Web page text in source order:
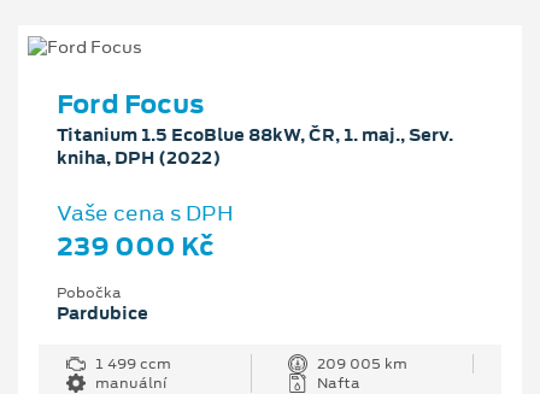
Ford Focus
Titanium 1.5 EcoBlue 88kW, ČR, 1. maj., Serv.
kniha, DPH (2022)
Vaše cena s DPH
239 000 Kč
Pobočka
Pardubice
1 499 ccm
209 005 km
manuální
Nafta